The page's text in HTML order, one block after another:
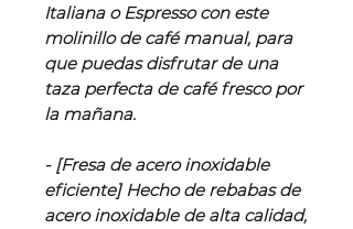
Italiana o Espresso con este
molinillo de café manual, para
que puedas disfrutar de una
taza perfecta de café fresco por
la mañana.
- [Fresa de acero inoxidable
eficiente] Hecho de rebabas de
acero inoxidable de alta calidad,